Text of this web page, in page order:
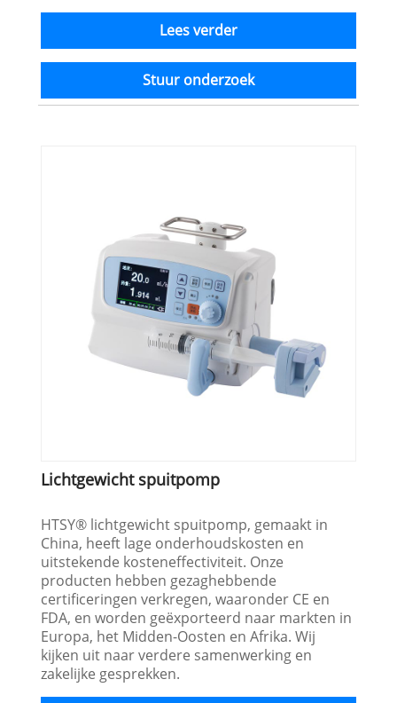
Lees verder
Stuur onderzoek
Lichtgewicht spuitpomp
HTSY® lichtgewicht spuitpomp, gemaakt in
China, heeft lage onderhoudskosten en
uitstekende kosteneffectiviteit. Onze
producten hebben gezaghebbende
certificeringen verkregen, waaronder CE en
FDA, en worden geëxporteerd naar markten in
Europa, het Midden-Oosten en Afrika. Wij
kijken uit naar verdere samenwerking en
zakelijke gesprekken.